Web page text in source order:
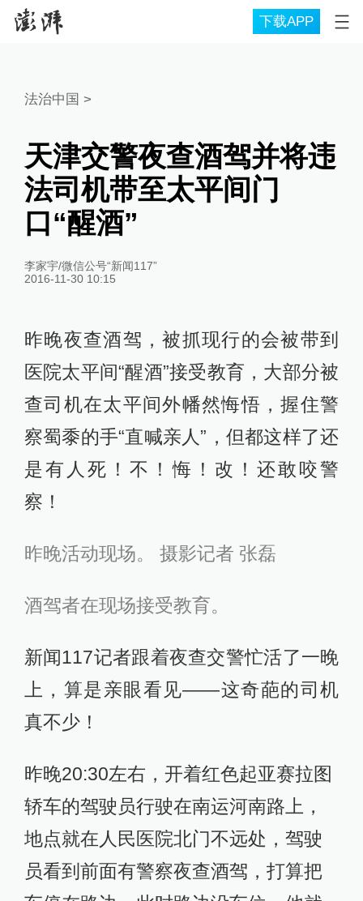
下载APP
法治中国 >
天津交警夜查酒驾并将违
法司机带至太平间门
口“醒酒”
李家宇/微信公号“新闻117”
2016-11-30 10:15
昨晚夜查酒驾，被抓现行的会被带到
医院太平间“醒酒”接受教育，大部分被
查司机在太平间外幡然悔悟，握住警
察蜀黍的手“直喊亲人”，但都这样了还
是有人死！不！悔！改！还敢咬警
察！
昨晚活动现场。 摄影记者 张磊
酒驾者在现场接受教育。
新闻117记者跟着夜查交警忙活了一晚
上，算是亲眼看见——这奇葩的司机
真不少！
昨晚20:30左右，开着红色起亚赛拉图
轿车的驾驶员行驶在南运河南路上，
地点就在人民医院北门不远处，驾驶
员看到前面有警察夜查酒驾，打算把